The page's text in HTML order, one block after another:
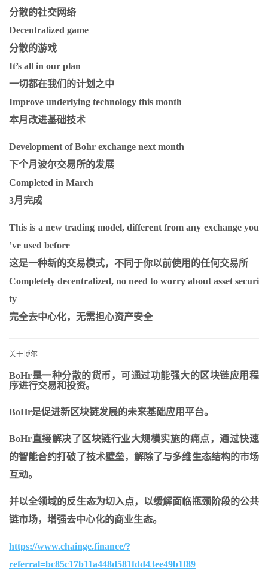
分散的社交网络
Decentralized game
分散的游戏
It’s all in our plan
一切都在我们的计划之中
Improve underlying technology this month
本月改进基础技术
Development of Bohr exchange next month
下个月波尔交易所的发展
Completed in March
3月完成
This is a new trading model, different from any exchange you
’ve used before
这是一种新的交易模式，不同于你以前使用的任何交易所
Completely decentralized, no need to worry about asset securi
ty
完全去中心化，无需担心资产安全
关于博尔
BoHr是一种分散的货币，可通过功能强大的区块链应用程
序进行交易和投资。
BoHr是促进新区块链发展的未来基础应用平台。
BoHr直接解决了区块链行业大规模实施的痛点，通过快速
的智能合约打破了技术壁垒，解除了与多维生态结构的市场
互动。
并以全领域的反生态为切入点，以缓解面临瓶颈阶段的公共
链市场，增强去中心化的商业生态。
https://www.chainge.finance/?
referral=bc85c17b11a448d581fdd43ee49b1f89